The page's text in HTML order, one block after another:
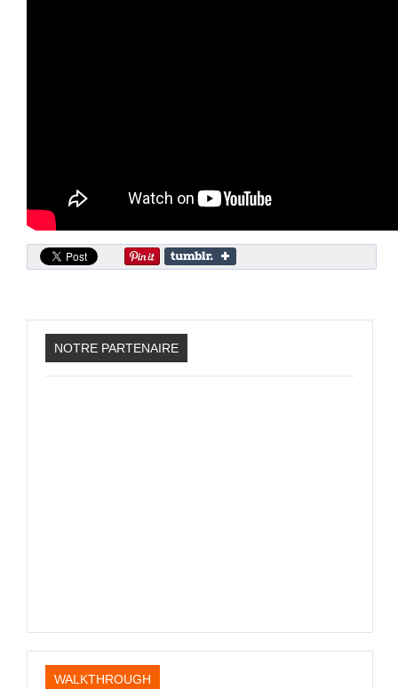
Review Figurines
HARD & SOFT
TutorielsNOTRE PARTENAIRE
WALKTHROUGH